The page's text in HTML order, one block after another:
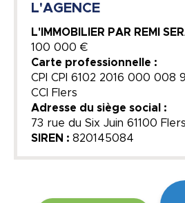
L'AGENCE
L'IMMOBILIER PAR REMI
100 000 €
Carte professionnelle :
CPI CPI 6102 2016 000 008
CCI Flers
Adresse du siège social :
73 rue du Six Juin 61100 Flers
SIREN : 820145084